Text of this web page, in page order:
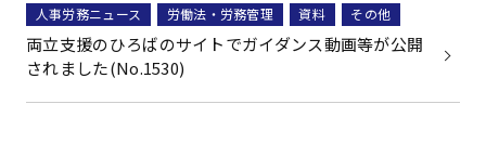
人事労務ニュース 労働法・労務管理 資料 その他
両立支援のひろばのサイトでガイダンス動画等が公開
されました(No.1530)